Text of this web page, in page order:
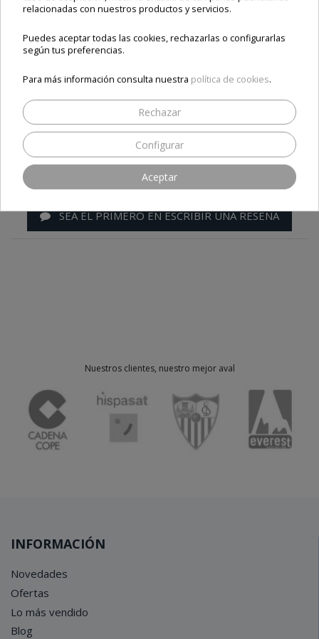
-10,00 € 169,00 €
Añadir al carrito
-10,00 € 49,00 €
Opiniones
SEA EL PRIMERO EN ESCRIBIR UNA RESEÑA
Nuestros clientes, nuestro mejor aval
INFORMACIÓN
Novedades
Ofertas
Lo más vendido
Blog
relacionadas con nuestros productos y servicios.
Puedes aceptar todas las cookies, rechazarlas o configurarlas
según tus preferencias.
Para más información consulta nuestra política de cookies.
Rechazar
Configurar
Aceptar